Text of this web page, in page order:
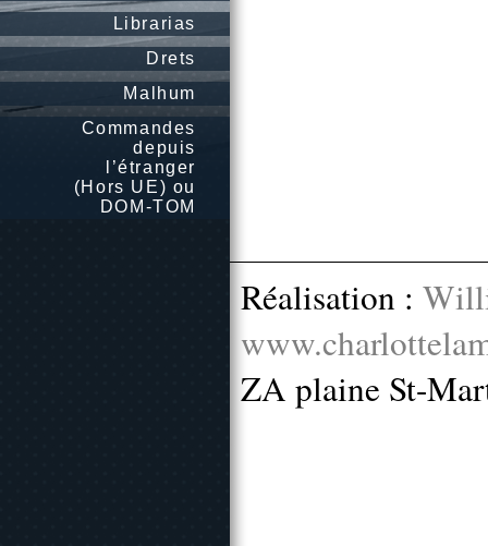
Librarias
Drets
Malhum
Commandes
depuis
l’étranger
(Hors UE) ou
DOM-TOM
Réalisation :
ZA plaine St-